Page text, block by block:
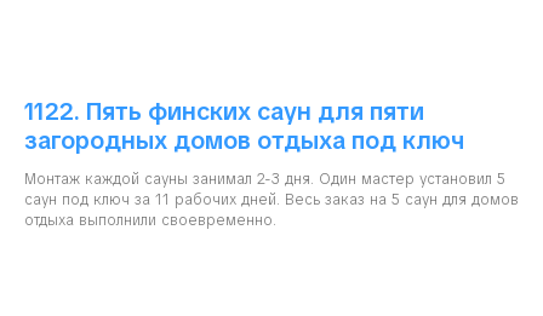
1122. Пять финских саун для пяти
загородных домов отдыха под ключ
Монтаж каждой сауны занимал 2-3 дня. Один мастер установил 5
саун под ключ за 11 рабочих дней. Весь заказ на 5 саун для домов
отдыха выполнили своевременно.